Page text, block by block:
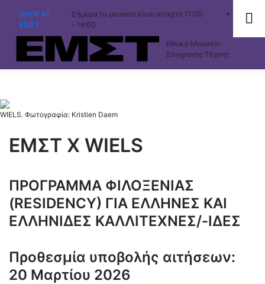
content
SHOP AT
ΕΜΣΤ
Σήμερα το μουσείο είναι ανοιχτό 11:00
- 19:00
Εθνικό Μουσείο
Σύγχρονης Τέχνης
WIELS. Φωτογραφία: Kristien Daem
ΕΜΣΤ Χ WIELS
ΠΡΟΓΡΑΜΜΑ ΦΙΛΟΞΕΝΙΑΣ
(RESIDENCY) ΓΙΑ ΕΛΛΗΝΕΣ ΚΑΙ
ΕΛΛΗΝΙΔΕΣ ΚΑΛΛΙΤΕΧΝΕΣ/-ΙΔΕΣ
Προθεσμία υποβολής αιτήσεων:
20 Μαρτίου 2026